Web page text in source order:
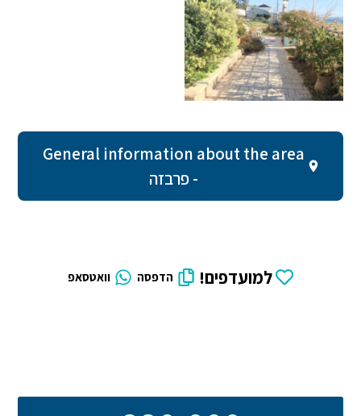
General information about the area
- פרבזה
למועדפים! הדפסה וואטסאפ